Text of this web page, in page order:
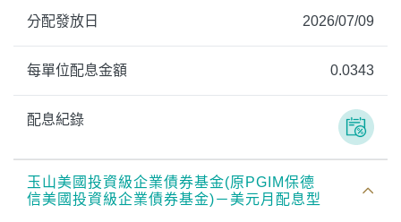
分配發放日 2026/07/09
每單位配息金額 0.0343
配息紀錄
玉山美國投資級企業債券基金(原PGIM保德
信美國投資級企業債券基金)－美元月配息型